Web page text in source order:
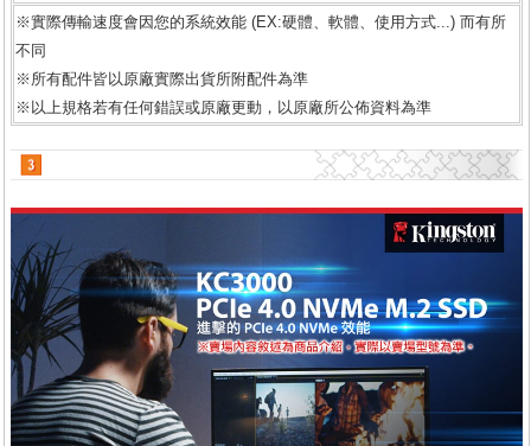
※實際傳輸速度會因您的系統效能 (EX:硬體、軟體、使用方式...) 而有所
不同
※所有配件皆以原廠實際出貨所附配件為準
※以上規格若有任何錯誤或原廠更動，以原廠所公佈資料為準